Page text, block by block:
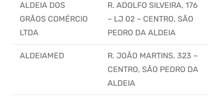
ALDEIA DOS
GRÃOS COMÉRCIO
LTDA
R. ADOLFO SILVEIRA, 176
– LJ 02 – CENTRO, SÃO
PEDRO DA ALDEIA
ALDEIAMED
R. JOÃO MARTINS, 323 –
CENTRO, SÃO PEDRO DA
ALDEIA